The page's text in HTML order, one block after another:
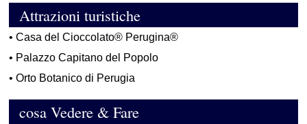
Attrazioni turistiche
•Casa del Cioccolato® Perugina®
• Palazzo Capitano del Popolo
•Orto Botanico di Perugia
cosa Vedere & Fare